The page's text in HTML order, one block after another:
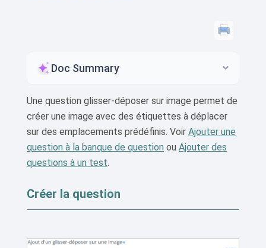
Doc Summary
Une question glisser-déposer sur image permet de
créer une image avec des étiquettes à déplacer
sur des emplacements prédéfinis. Voir Ajouter une
question à la banque de question ou Ajouter des
questions à un test.
Créer la question